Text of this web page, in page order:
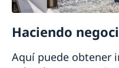
Haciendo
Aquí puede obtener